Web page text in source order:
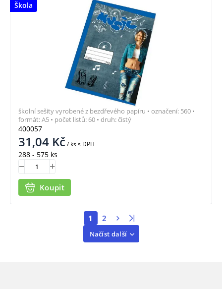
Škola
400057
31,04 Kč/ kss DPH
288 - 575 ks
Koupit
školní sešity vyrobené z bezdřevého papíru • označení: 560 •
formát: A5 • počet listů: 60 • druh: čistý
Načíst další
1 2